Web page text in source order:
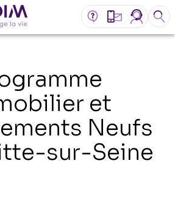
et
Neufs
sur-Seine